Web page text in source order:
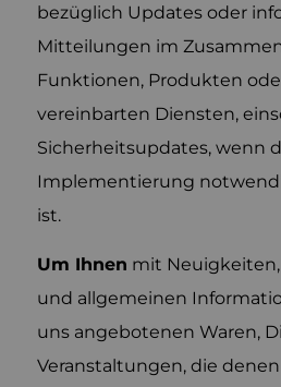
bezüglich Updates oder
Mitteilungen im
Funktionen, Produkten
vereinbarten Diensten,
Sicherheitsupdates, wenn
Implementierung
ist.
Um Ihnen mit
und allgemeinen
uns angebotenen Waren,
Veranstaltungen, die